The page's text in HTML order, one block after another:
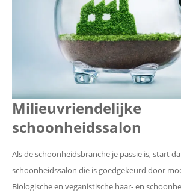
Milieuvriendelijke
schoonheidssalon
Als de schoonheidsbranche je passie is, start
schoonheidssalon die is goedgekeurd door
Biologische en veganistische haar- en